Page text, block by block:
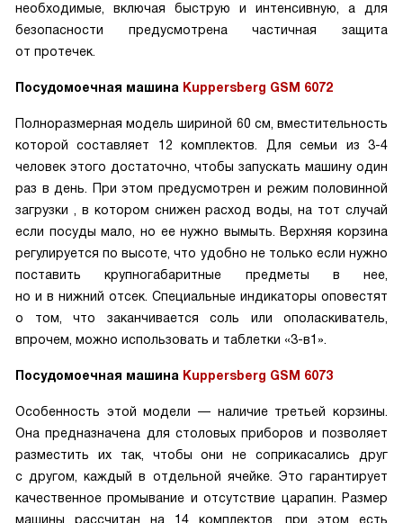
необходимые, включая быструю и интенсивную, а для
безопасности предусмотрена частичная защита
от протечек.
Посудомоечная машина Kuppersberg GSM 6072
Полноразмерная модель шириной 60 см, вместительность
которой составляет 12 комплектов. Для семьи из 3-4
человек этого достаточно, чтобы запускать машину один
раз в день. При этом предусмотрен и режим половинной
загрузки , в котором снижен расход воды, на тот случай
если посуды мало, но ее нужно вымыть. Верхняя корзина
регулируется по высоте, что удобно не только если нужно
поставить крупногабаритные предметы в нее,
но и в нижний отсек. Специальные индикаторы оповестят
о том, что заканчивается соль или ополаскиватель,
впрочем, можно использовать и таблетки «3-в1».
Посудомоечная машина Kuppersberg GSM 6073
Особенность этой модели — наличие третьей корзины.
Она предназначена для столовых приборов и позволяет
разместить их так, чтобы они не соприкасались друг
с другом, каждый в отдельной ячейке. Это гарантирует
качественное промывание и отсутствие царапин. Размер
машины рассчитан на 14 комплектов, при этом есть